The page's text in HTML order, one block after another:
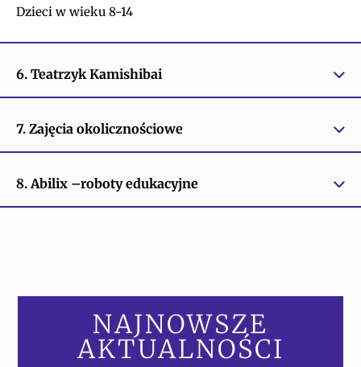
Dzieci w wieku 8-14
6. Teatrzyk Kamishibai
7. Zajęcia okolicznościowe
8. Abilix –roboty edukacyjne
NAJNOWSZE
AKTUALNOŚCI